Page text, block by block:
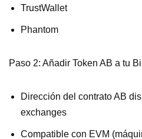
TrustWallet
Phantom
Paso 2: Añadir Token AB a tu
Dirección del contrato AB
exchanges
Compatible con EVM